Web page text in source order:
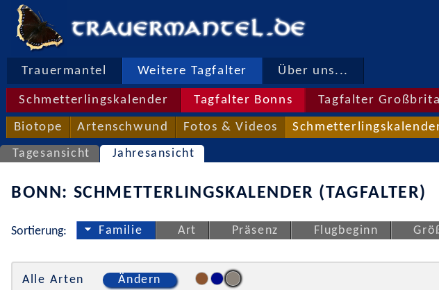
Trauermantel Weitere Tagfalter Über uns...
Schmetterlingskalender Tagfalter Bonns Tagfalter
Biotope Artenschwund Fotos & Videos
Tagesansicht Jahresansicht
BONN: SCHMETTERLINGSKALENDER (TAGFALTER)
Sortierung: Familie Art Präsenz Flugbeginn
Alle Arten Ändern